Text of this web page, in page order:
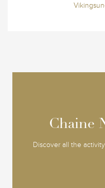
Chaine
Discover all the
Chaine